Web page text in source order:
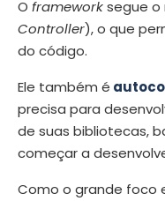
O frameworksegue o
Controller), o que
do código.
Ele também é
precisa para
de suas bibliotecas,
começar a
Como o grande foco